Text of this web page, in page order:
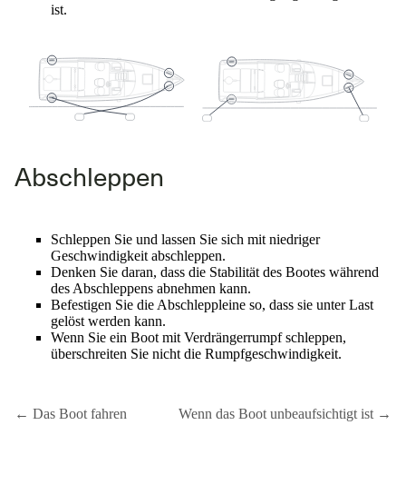
ist.
Abschleppen
Schleppen Sie und lassen Sie sich mit niedriger
Geschwindigkeit abschleppen.
Denken Sie daran, dass die Stabilität des Bootes während
des Abschleppens abnehmen kann.
Befestigen Sie die Abschleppleine so, dass sie unter Last
gelöst werden kann.
Wenn Sie ein Boot mit Verdrängerrumpf schleppen,
überschreiten Sie nicht die Rumpfgeschwindigkeit.
← Das Boot fahren Wenn das Boot unbeaufsichtigt ist →